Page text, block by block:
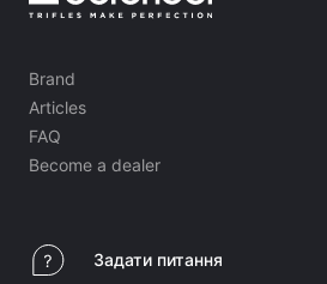
Brand
Articles
FAQ
Become a dealer
Задати питання